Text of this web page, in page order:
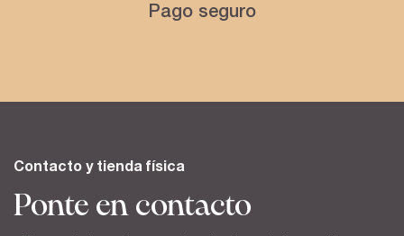
Pago seguro
Contacto y tienda física
Ponte en contacto